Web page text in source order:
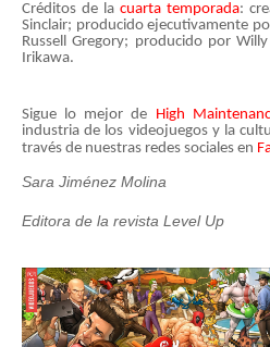
Créditos de la cuarta temporada:
Sinclair; producido ejecutivamente
Russell Gregory; producido por
Irikawa.
Sigue lo mejor de High
industria de los videojuegos y la
través de nuestras redes sociales en
Sara Jiménez Molina
Editora de la revista Level Up